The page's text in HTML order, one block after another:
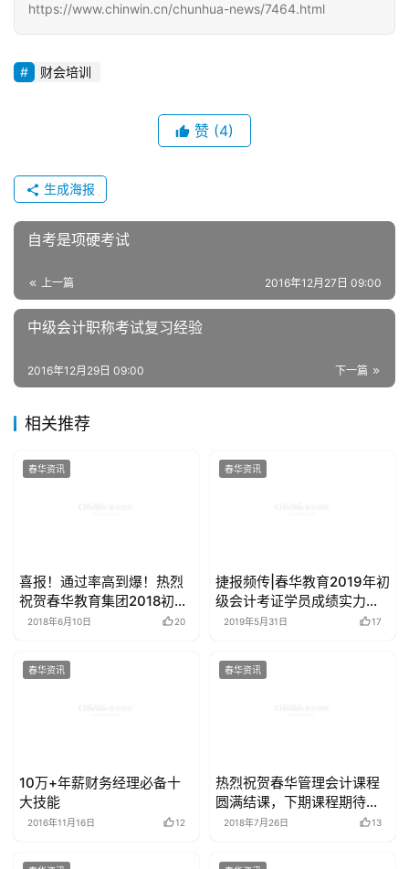
https://www.chinwin.cn/chunhua-news/7464.html
财会培训
赞 (4)
生成海报
自考是项硬考试
上一篇 2016年12月27日 09:00
中级会计职称考试复习经验
下一篇
2016年12月29日 09:00
相关推荐
春华资讯
喜报！通过率高到爆！热烈
祝贺春华教育集团2018初级
会计师职称考试捷报连连！
2018年6月10日 20
春华资讯
捷报频传|春华教育2019年初
级会计考证学员成绩实力霸
屏2019年5月31日 17
春华资讯
10万+年薪财务经理必备十
大技能
2016年11月16日 12
春华资讯
热烈祝贺春华管理会计课程
圆满结课，下期课程期待你
的到来
2018年7月26日 13